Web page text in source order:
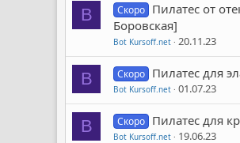
B Скоро Пилатес от
Боровская]
Bot Kursoff.net 20.11.23
B Скоро Пилатес для
Bot Kursoff.net 01.07.23
B Скоро Пилатес для
Bot Kursoff.net 19.06.23